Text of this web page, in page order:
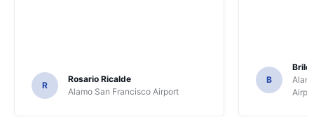
R
Rosario Ricalde
Alamo San Francisco Airport
B